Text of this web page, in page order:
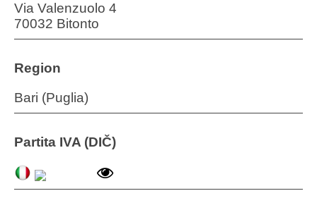
Via Valenzuolo 4
70032 Bitonto
Region
Bari (Puglia)
Partita IVA (DIČ)